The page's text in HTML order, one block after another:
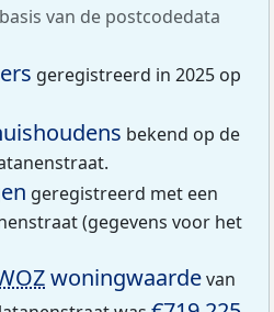
van de postcodedata
geregistreerd in 2025 op
bekend op de
geregistreerd met een
(gegevens voor het
woningwaardevan